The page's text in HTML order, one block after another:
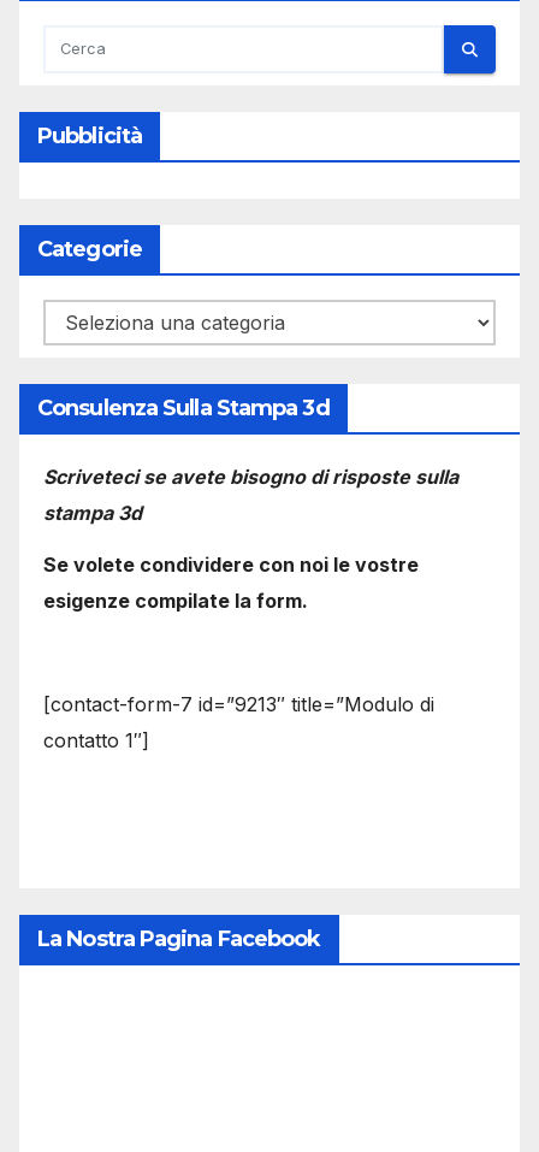
Pubblicità
Categorie
Categorie
Consulenza Sulla Stampa 3d
Scriveteci se avete bisogno di risposte sulla
stampa 3d
Se volete condividere con noi le vostre
esigenze compilate la form.
[contact-form-7 id=”9213″ title=”Modulo di
contatto 1″]
La Nostra Pagina Facebook